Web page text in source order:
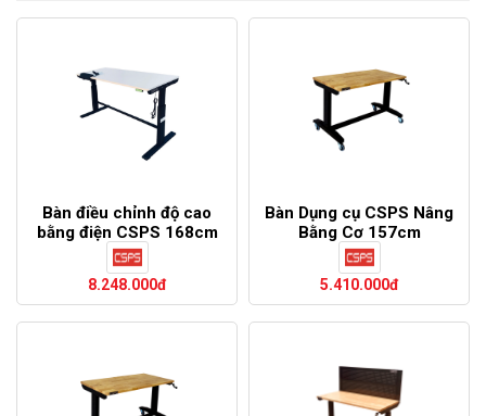
Bàn điều chỉnh độ cao
bằng điện CSPS 168cm
màu trắng
8.248.000đ
Bàn Dụng cụ CSPS Nâng
Bằng Cơ 157cm
5.410.000đ